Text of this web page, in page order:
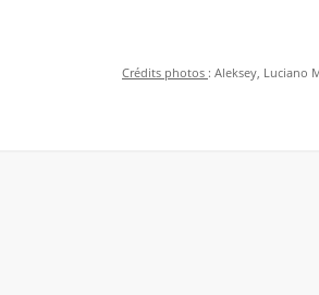
Crédits photos : Aleksey, Luciano